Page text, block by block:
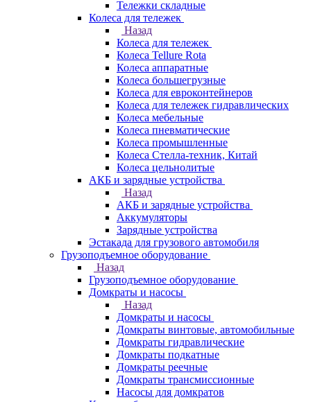
Тележки складные
Колеса для тележек
Назад
Колеса для тележек
Колеса Tellure Rota
Колеса аппаратные
Колеса большегрузные
Колеса для евроконтейнеров
Колеса для тележек гидравлических
Колеса мебельные
Колеса пневматические
Колеса промышленные
Колеса Стелла-техник, Китай
Колеса цельнолитые
АКБ и зарядные устройства
Назад
АКБ и зарядные устройства
Аккумуляторы
Зарядные устройства
Эстакада для грузового автомобиля
Грузоподъемное оборудование
Назад
Грузоподъемное оборудование
Домкраты и насосы
Назад
Домкраты и насосы
Домкраты винтовые, автомобильные
Домкраты гидравлические
Домкраты подкатные
Домкраты реечные
Домкраты трансмиссионные
Насосы для домкратов